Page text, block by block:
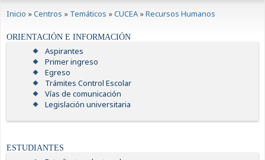
Inicio »Centros » Temáticos »CUCEA »Recursos Humanos
ORIENTACIÓN E INFORMACIÓN
Aspirantes
Primer ingreso
Egreso
Trámites Control Escolar
Vías de comunicación
Legislación universitaria
ESTUDIANTES